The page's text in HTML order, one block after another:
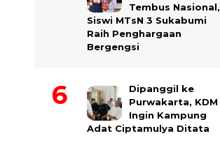
Tembus Nasional,
Siswi MTsN 3 Sukabumi
Raih Penghargaan
Bergengsi
Dipanggil ke
Purwakarta, KDM
Ingin Kampung
Adat Ciptamulya Ditata